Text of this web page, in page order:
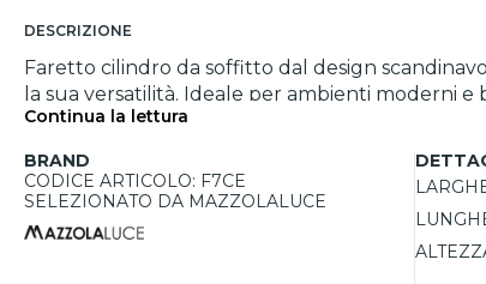
DESCRIZIONE
Faretto cilindro da soffitto dal design
la sua versatilità. Ideale per ambienti moderni
parete, adattandosi perfettamente a qualsiasi
a creare un'atmosfera calda e accogliente. La
GU10 fino a 10W.
Continua la lettura
BRAND
CODICE ARTICOLO: F7CE
SELEZIONATO DA MAZZOLALUCE